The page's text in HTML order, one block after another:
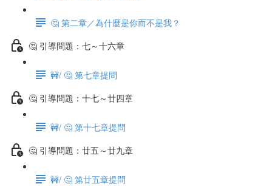
🤔 第二章／為什麼是你而不是我？
🤔 引導問題：七～十六章
🚧/ 🤔 第七章提問
🤔 引導問題：十七～廿四章
🚧/ 🤔 第十七章提問
🤔 引導問題：廿五～廿九章
🚧/ 🤔 第廿五章提問